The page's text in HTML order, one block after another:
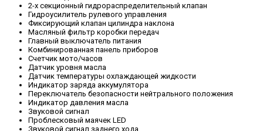
2-х секционный гидрораспределительный клапан
Гидроусилитель рулевого управления
Фиксирующий клапан цилиндра наклона
Масляный фильтр коробки передач
Главный выключатель питания
Комбинированная панель приборов
Счетчик мото/часов
Датчик уровня масла
Датчик температуры охлаждающей жидкости
Индикатор заряда аккумулятора
Переключатель безопасности нейтрального положения
Индикатор давления масла
Звуковой сигнал
Проблесковый маячек LED
Звуковой сигнал заднего хода